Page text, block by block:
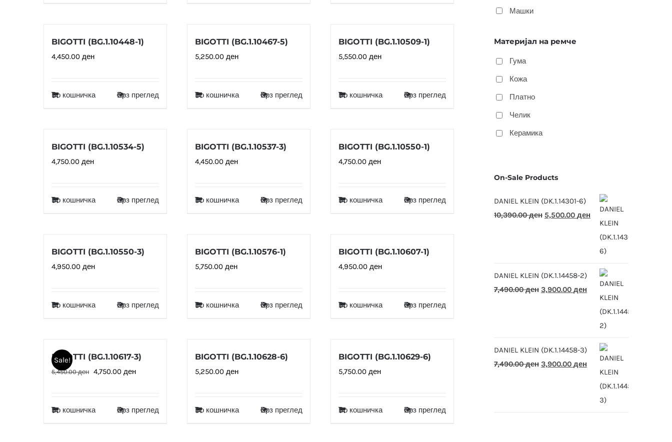
BIGOTTI (BG.1.10448-1)
4,450.00 ден
Во кошничка Брз преглед
BIGOTTI (BG.1.10467-5)
5,250.00 ден
Во кошничка Брз преглед
BIGOTTI (BG.1.10509-1)
5,550.00 ден
Во кошничка Брз преглед
BIGOTTI (BG.1.10534-5)
4,750.00 ден
Во кошничка Брз преглед
BIGOTTI (BG.1.10537-3)
4,450.00 ден
Во кошничка Брз преглед
BIGOTTI (BG.1.10550-1)
4,750.00 ден
Во кошничка Брз преглед
BIGOTTI (BG.1.10550-3)
4,950.00 ден
Во кошничка Брз преглед
BIGOTTI (BG.1.10576-1)
5,750.00 ден
Во кошничка Брз преглед
BIGOTTI (BG.1.10607-1)
4,950.00 ден
Во кошничка Брз преглед
Sale!
BIGOTTI (BG.1.10617-3)
5,450.00ден Original
5,450.00 ден.
4,750.00 денCurrent
4,750.00 ден.
Во кошничка Брз преглед
BIGOTTI (BG.1.10628-6)
5,250.00 ден
Во кошничка Брз преглед
BIGOTTI (BG.1.10629-6)
5,750.00 ден
Во кошничка Брз преглед
Машки
Материјал на ремче
Гума
Кожа
Платно
Челик
Керамика
On-Sale Products
DANIEL KLEIN (DK.1.14301-6)
10,390.00ден Original
5,500.00 денCurrent
price
5,500.00 ден.
DANIEL KLEIN (DK.1.14458-2)
7,490.00ден Original
3,900.00 денCurrent
price
3,900.00 ден.
DANIEL KLEIN (DK.1.14458-3)
7,490.00ден Original
3,900.00 денCurrent
price
3,900.00 ден.